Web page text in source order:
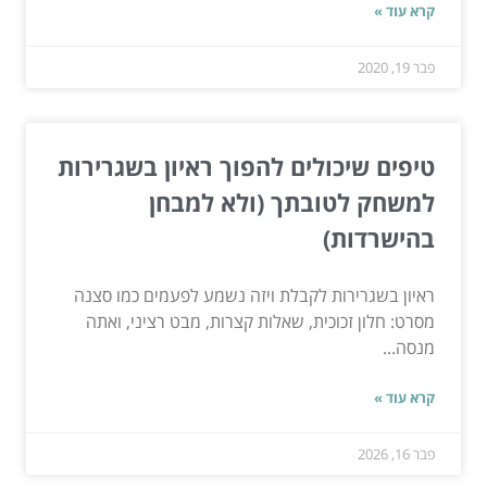
קרא עוד »
פבר 19, 2020
טיפים שיכולים להפוך ראיון בשגרירות
למשחק לטובתך (ולא למבחן
בהישרדות)
ראיון בשגרירות לקבלת ויזה נשמע לפעמים כמו סצנה
מסרט: חלון זכוכית, שאלות קצרות, מבט רציני, ואתה
מנסה...
קרא עוד »
פבר 16, 2026